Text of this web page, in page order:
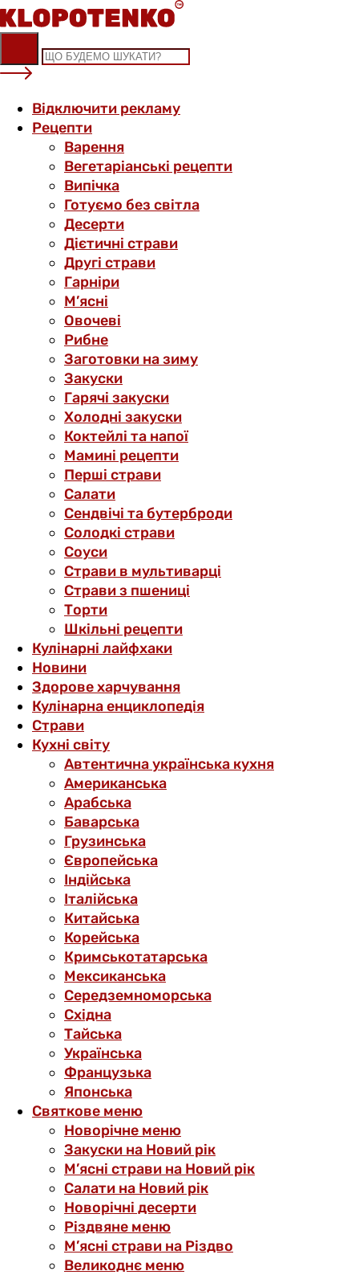
Skip
to
content
Відключити рекламу
Рецепти
Варення
Вегетаріанські рецепти
Випічка
Готуємо без світла
Десерти
Дієтичні страви
Другі страви
Гарніри
М’ясні
Овочеві
Рибне
Заготовки на зиму
Закуски
Гарячі закуски
Холодні закуски
Коктейлі та напої
Мамині рецепти
Перші страви
Салати
Сендвічі та бутерброди
Солодкі страви
Соуси
Страви в мультиварці
Страви з пшениці
Торти
Шкільні рецепти
Кулінарні лайфхаки
Новини
Здорове харчування
Кулінарна енциклопедія
Страви
Кухні світу
Автентична українська кухня
Американська
Арабська
Баварська
Грузинська
Європейська
Індійська
Італійська
Китайська
Корейська
Кримськотатарська
Мексиканська
Середземноморська
Східна
Тайська
Українська
Французька
Японська
Святкове меню
Новорічне меню
Закуски на Новий рік
М’ясні страви на Новий рік
Салати на Новий рік
Новорічні десерти
Різдвяне меню
М’ясні страви на Різдво
Великоднє меню